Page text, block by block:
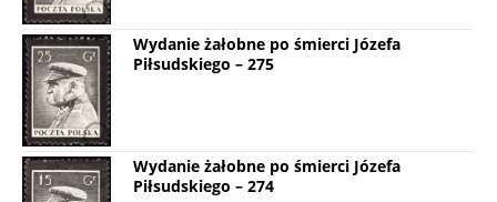
Wydanie żałobne po śmierci Józefa
Piłsudskiego – 275
Wydanie żałobne po śmierci Józefa
Piłsudskiego – 274